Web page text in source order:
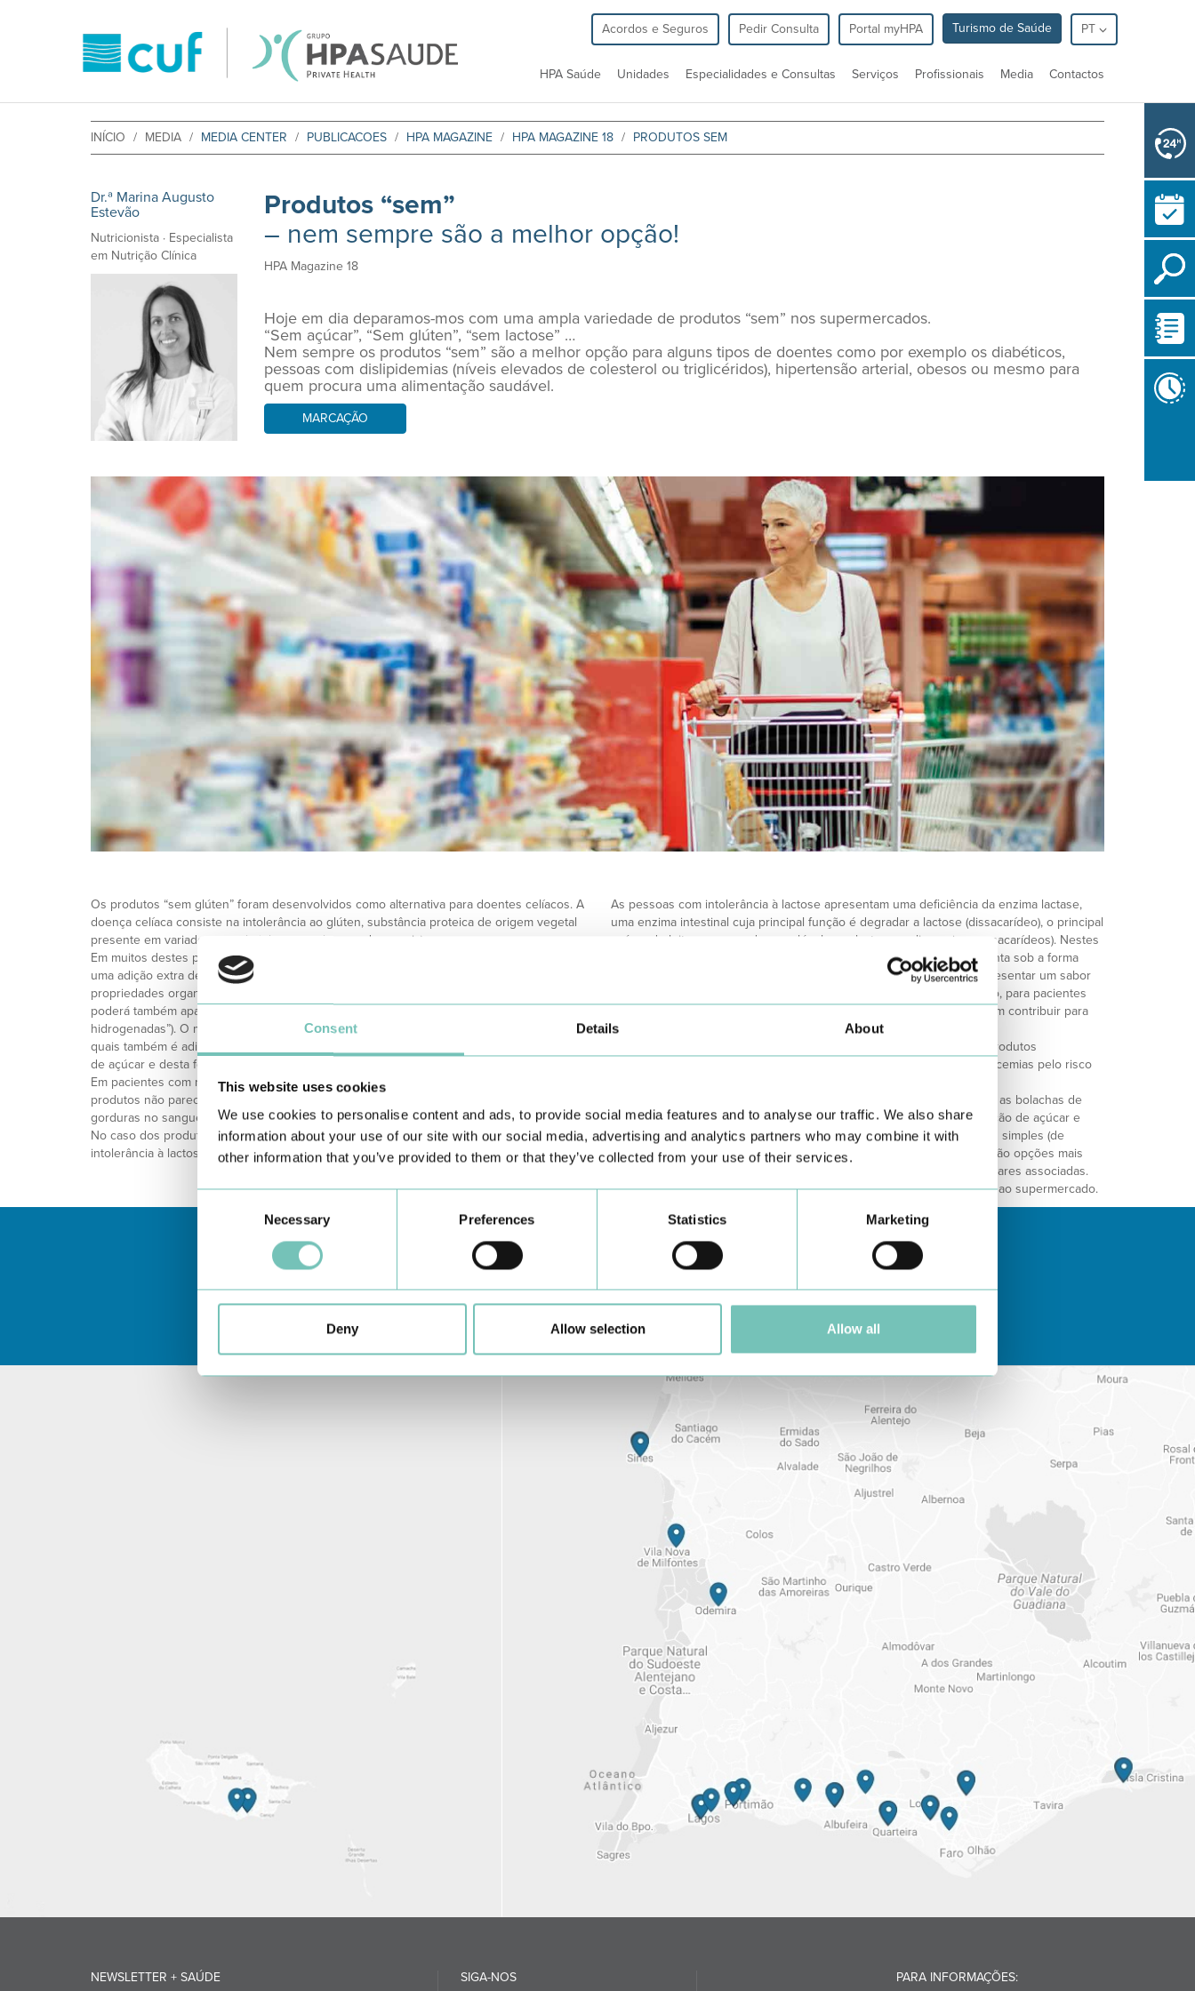
Consent Details About
This website uses cookies
We use cookies to personalise content and ads, to provide social media features and to analyse our traffic. We also share
information about your use of our site with our social media, advertising and analytics partners who may combine it with
other information that you’ve provided to them or that they’ve collected from your use of their services.
Necessary Preferences Statistics Marketing
Deny Allow selection Allow all
Acordos e Seguros Pedir Consulta Portal myHPA Turismo de Saúde PT
HPA Saúde Unidades Especialidades e Consultas Serviços Profissionais Media Contactos
INÍCIO MEDIA MEDIA CENTER PUBLICACOES HPA MAGAZINE HPA MAGAZINE 18 PRODUTOS SEM
Dr.ª Marina Augusto
Estevão
Nutricionista · Especialista
em Nutrição Clínica
Produtos “sem”
– nem sempre são a melhor opção!
HPA Magazine 18
Hoje em dia deparamos-mos com uma ampla variedade de produtos “sem” nos supermercados.
“Sem açúcar”, “Sem glúten”, “sem lactose” …
Nem sempre os produtos “sem” são a melhor opção para alguns tipos de doentes como por exemplo os diabéticos,
pessoas com dislipidemias (níveis elevados de colesterol ou triglicéridos), hipertensão arterial, obesos ou mesmo para
quem procura uma alimentação saudável.
MARCAÇÃO
Os produtos “sem glúten” foram desenvolvidos como alternativa para doentes celíacos. A
doença celíaca consiste na intolerância ao glúten, substância proteica de origem vegetal
presente em variados cereais (trigo, centeio, cevada e aveia).
Em muitos destes produtos, como por exemplo no caso das bolachas sem glúten, existe
uma adição extra de gorduras, sobretudo de gorduras trans, de forma a garantir as
propriedades organoléticas do produto na sua versão original (a designação no rótulo
poderá também aparecer da seguinte forma: “gorduras hidrogenadas ou parcialmente
hidrogenadas”). O mesmo acontece com algumas marcas de bolachas sem açúcar às
quais também é adicionada mais gordura ou mesmo sal de forma a colmatar a ausência
de açúcar e desta forma manter as caraterísticas sensoriais do produto.
Em pacientes com níveis elevados de colesterol, triglicéridos e diabéticos, este tipo de
produtos não parece ser o mais indicado uma vez que contribui para a subida destas
gorduras no sangue, contribuindo também para o ganho ponderal.
No caso dos produtos “isentos” ou “sem lactose” foram desenvolvidos para pessoas com
intolerância à lactose (leite, iogurtes, queijo, bolachas).
As pessoas com intolerância à lactose apresentam uma deficiência da enzima lactase,
uma enzima intestinal cuja principal função é degradar a lactose (dissacarídeo), o principal
açúcar do leite, nas suas duas moléculas: galactose e glicose (monossacarídeos). Nestes
produtos “sem lactose” ou “isentos de lactose” a lactose já se apresenta sob a forma
destes dois monossacarídeos, pelo que estes produtos tendem a apresentar um sabor
mais doce e não serem considerados os produtos ideais, por exemplo, para pacientes
diabéticos, por possuírem um índice glicémico mais elevado e poderem contribuir para
hiperglicemias.
No caso dos diabéticos há que ter muito cuidado na compra destes produtos
alimentares, não só pelas alterações da glicémia, mas também hiperglicemias pelo risco
Os produtos mais simples, com menor número de ingredientes, como as bolachas de
arroz ou de milho sem sal ou tipo marinheiras, que são feitas sem adição de açúcar e
apenas feitas com azeite, o pão centeio ou de mistura ou integral mais simples (de
preferência de padaria) e os iogurtes naturais sem adição de açúcar, são opções mais
saudáveis na maioria dos casos e quando não há intolerâncias alimentares associadas.
Uma leitura atenta e cuidada aos rótulos é por isso essencial nas idas ao supermercado.
NEWSLETTER + SAÚDE SIGA-NOS PARA INFORMAÇÕES: